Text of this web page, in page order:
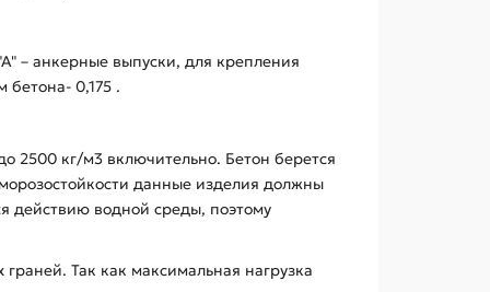
– анкерные выпуски, для крепления
бетона- 0,175 .
2500 кг/м3 включительно. Бетон берется
данные изделия должны
действию водной среды, поэтому
Так как максимальная нагрузка